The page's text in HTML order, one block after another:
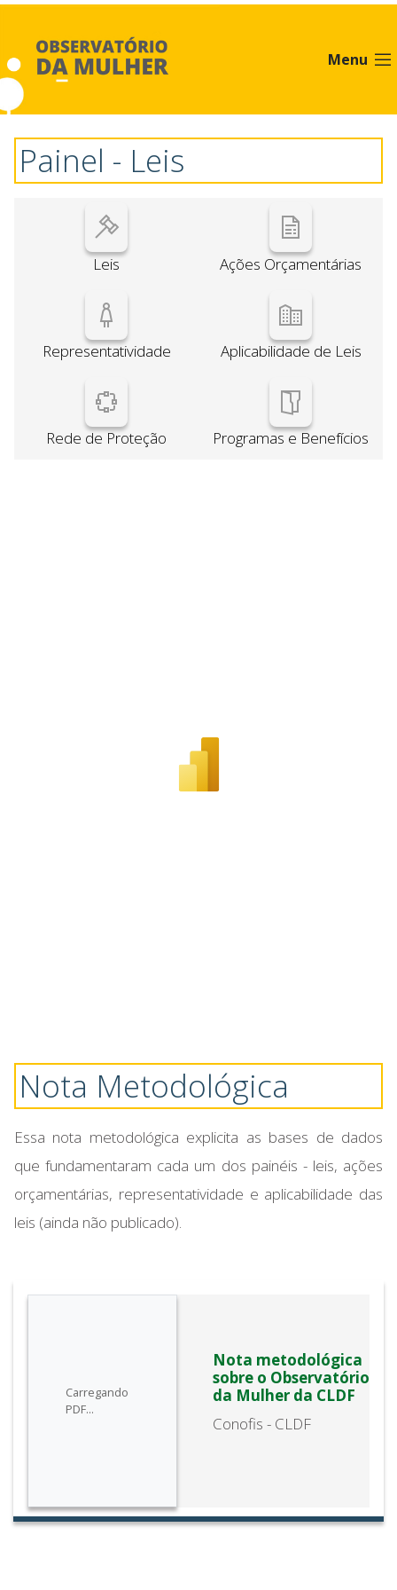
Painel - Leis - Observatório
Painel - Leis
Leis Ações Orçamentárias
Representatividade Aplicabilidade de Leis
Rede de Proteção Programas e Benefícios
Nota Metodológica
Essa nota metodológica explicita as bases de dados
que fundamentaram cada um dos painéis - leis, ações
orçamentárias, representatividade e aplicabilidade das
leis (ainda não publicado).
Carregando
PDF...
Nota metodológica
sobre o Observatório
da Mulher da CLDF
Conofis - CLDF